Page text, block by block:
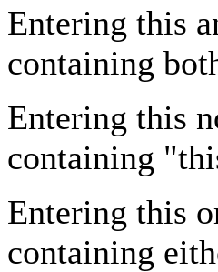
Entering this
containing
Entering this
containing
Entering this
containing